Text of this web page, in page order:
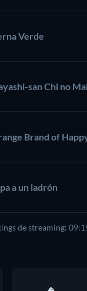
Verde
san Chi no
Brand of
a un ladrón
de streaming: